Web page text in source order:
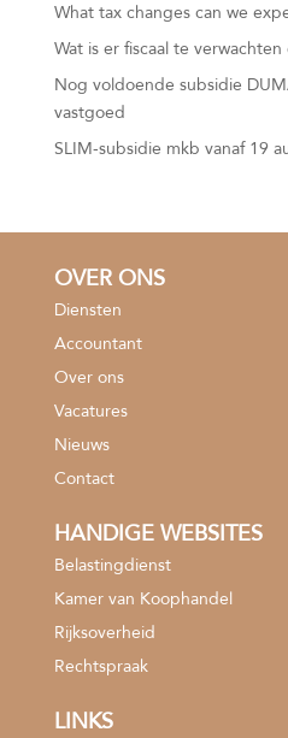
What tax changes can we
Wat is er fiscaal te
Nog voldoende subsidie
vastgoed
SLIM-subsidie mkb vanaf 19
OVER ONS
Diensten
Accountant
Over ons
Vacatures
Nieuws
Contact
HANDIGE WEBSITES
Belastingdienst
Kamer van Koophandel
Rijksoverheid
Rechtspraak
LINKS